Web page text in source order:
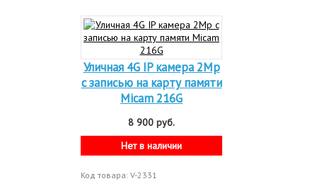
Уличная 4G IP камера 2Mp
c записью на карту памяти
Micam 216G
8 900 руб.
Нет в наличии
Код товара: V-2331